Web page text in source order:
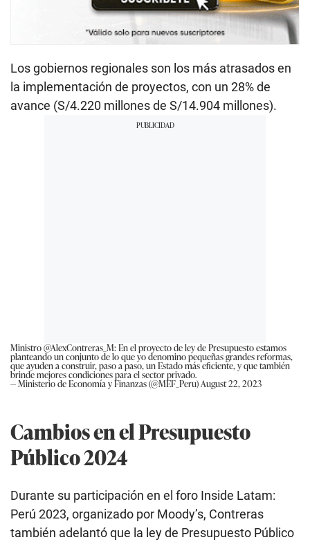
Los gobiernos regionales son los más atrasados en
la implementación de proyectos, con un 28% de
avance (S/4.220 millones de S/14.904 millones).
Ministro@AlexContreras_M: En el proyecto de ley de Presupuesto estamos
planteando un conjunto de lo que yo denomino pequeñas grandes reformas,
que ayuden a construir, paso a paso, un Estado más eficiente, y que también
brinde mejores condiciones para el sector privado.
— Ministerio de Economía y Finanzas (@MEF_Peru)August 22, 2023
Cambios en el Presupuesto
Público 2024
Durante su participación en el foro Inside Latam:
Perú 2023, organizado por Moody’s, Contreras
también adelantó que la ley de Presupuesto Público